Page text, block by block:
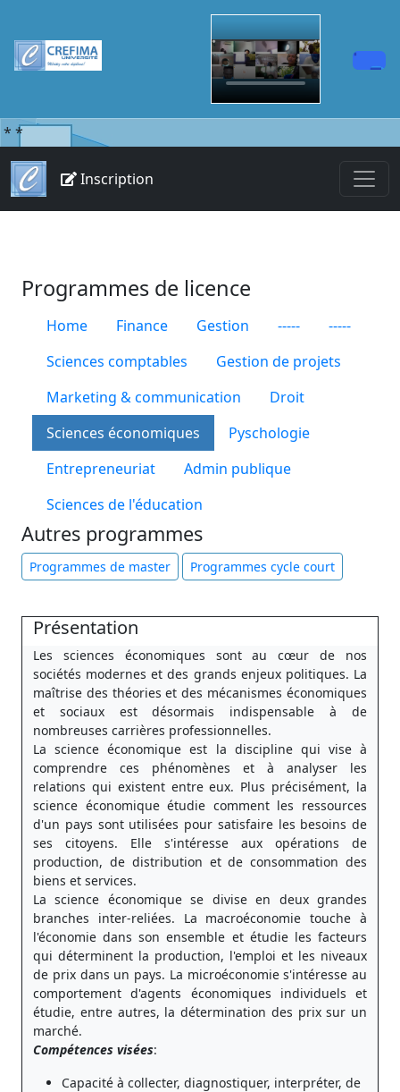
* *
Inscription
Programmes de licence
Home Finance Gestion -----
-----
Sciences comptables
Gestion de projets
Marketing & communication
Droit
Sciences économiques
Pyschologie
Entrepreneuriat
Admin publique
Sciences de l'éducation
Autres programmes
Programmes de master Programmes cycle court
Présentation
Les sciences économiques sont au cœur de nos
sociétés modernes et des grands enjeux politiques. La
maîtrise des théories et des mécanismes économiques
et sociaux est désormais indispensable à de
nombreuses carrières professionnelles.
La science économique est la discipline qui vise à
comprendre ces phénomènes et à analyser les
relations qui existent entre eux. Plus précisément, la
science économique étudie comment les ressources
d'un pays sont utilisées pour satisfaire les besoins de
ses citoyens. Elle s'intéresse aux opérations de
production, de distribution et de consommation des
biens et services.
La science économique se divise en deux grandes
branches inter-reliées. La macroéconomie touche à
l'économie dans son ensemble et étudie les facteurs
qui déterminent la production, l'emploi et les niveaux
de prix dans un pays. La microéconomie s'intéresse au
comportement d'agents économiques individuels et
étudie, entre autres, la détermination des prix sur un
marché.
Compétences visées:
Capacité à collecter, diagnostiquer, interpréter, de